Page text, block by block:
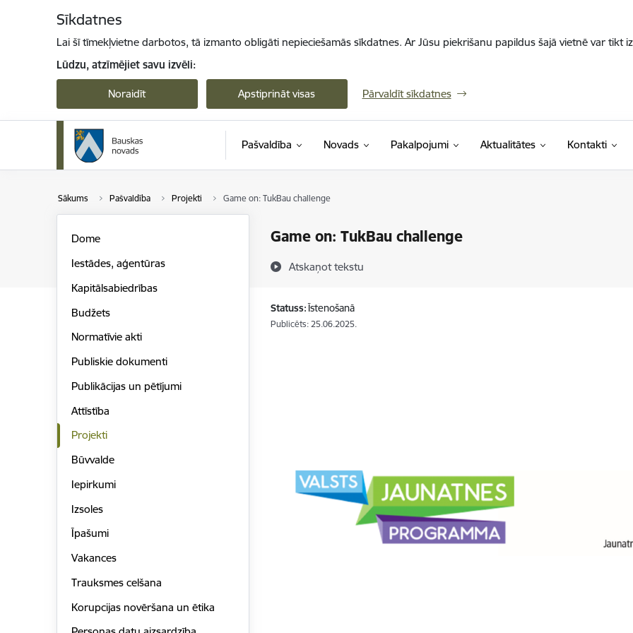
Sīkdatnes
Lai šī tīmekļvietne darbotos, tā izmanto obligāti nepieciešamās sīkdatnes. Ar Jūsu piekrišanu papildus šajā vietnē var tikt
Lūdzu, atzīmējiet savu izvēli:
Noraidīt Apstiprināt visas Pārvaldīt sīkdatnes
Pašvaldība Novads Pakalpojumi Aktualitātes Kontakti
Sākums Pašvaldība Projekti Game on: TukBau challenge
Game on: TukBau challenge
Atskaņot tekstu
Dome
Iestādes, aģentūras
Kapitālsabiedrības
Budžets
Normatīvie akti
Publiskie dokumenti
Publikācijas un pētījumi
Attīstība
Projekti
Būvvalde
Iepirkumi
Izsoles
Īpašumi
Vakances
Trauksmes celšana
Korupcijas novēršana un ētika
Statuss:Īstenošanā
Publicēts: 25.06.2025.